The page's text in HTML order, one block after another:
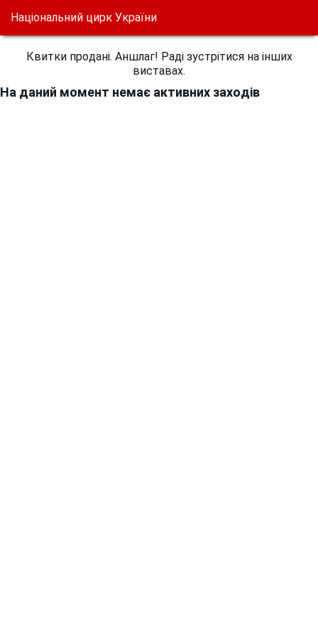
Національний цирк України
Квитки продані. Аншлаг! Раді зустрітися на інших
виставах.
На даний момент немає активних заходів